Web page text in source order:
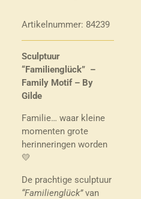
Artikelnummer: 84239
Sculptuur
“Familienglück” –
Family Motif – By
Gilde
Familie… waar kleine
momenten grote
herinneringen worden
💛
De prachtige sculptuur
“Familienglück”van